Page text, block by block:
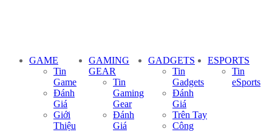
GAME
Tin
Game
Đánh
Giá
Giới
Thiệu
GAMING
GEAR
Tin
Gaming
Gear
Đánh
Giá
GADGETS
Tin
Gadgets
Đánh
Giá
Trên Tay
Công
ESPORTS
Tin
eSports